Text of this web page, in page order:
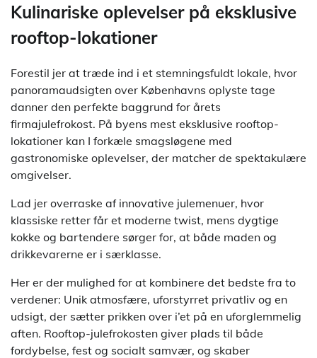
Kulinariske oplevelser på eksklusive
rooftop-lokationer
Forestil jer at træde ind i et stemningsfuldt lokale, hvor
panoramaudsigten over Københavns oplyste tage
danner den perfekte baggrund for årets
firmajulefrokost. På byens mest eksklusive rooftop-
lokationer kan I forkæle smagsløgene med
gastronomiske oplevelser, der matcher de spektakulære
omgivelser.
Lad jer overraske af innovative julemenuer, hvor
klassiske retter får et moderne twist, mens dygtige
kokke og bartendere sørger for, at både maden og
drikkevarerne er i særklasse.
Her er der mulighed for at kombinere det bedste fra to
verdener: Unik atmosfære, uforstyrret privatliv og en
udsigt, der sætter prikken over i’et på en uforglemmelig
aften. Rooftop-julefrokosten giver plads til både
fordybelse, fest og socialt samvær, og skaber